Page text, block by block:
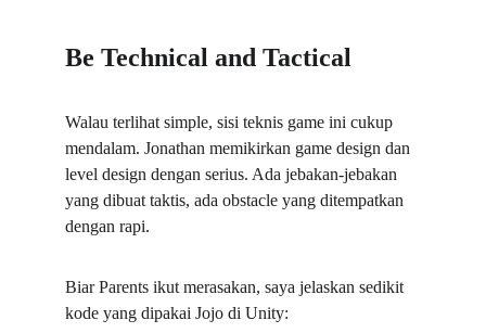
Be Technical and Tactical
Walau terlihat simple, sisi teknis game ini cukup
mendalam. Jonathan memikirkan game design dan
level design dengan serius. Ada jebakan-jebakan
yang dibuat taktis, ada obstacle yang ditempatkan
dengan rapi.
Biar Parents ikut merasakan, saya jelaskan sedikit
kode yang dipakai Jojo di Unity: